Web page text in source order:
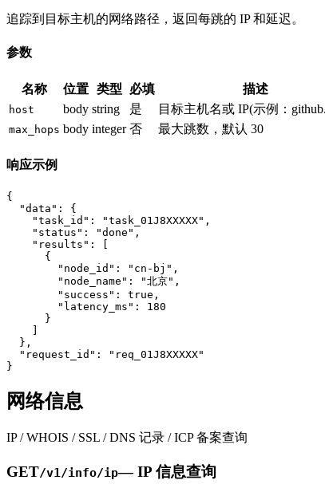
追踪到目标主机的网络路径，返回每跳的 IP 和延迟。
参数
名称 位置 类型 必填 描述
host body string 是 目标主机名或 IP(示例：
max_hops body integer 否 最大跳数，默认 30
响应示例
{
  "data": {
    "task_id": "task_01J8XXXXX",
    "status": "done",
    "results": [
      {
        "node_id": "cn-bj",
        "node_name": "北京",
        "success": true,
        "latency_ms": 180
      }
  },
  "request_id": "req_01J8XXXXX"
}
网络信息
IP / WHOIS / SSL / DNS 记录 / ICP 备案查询
GET/v1/info/ip—IP 信息查询